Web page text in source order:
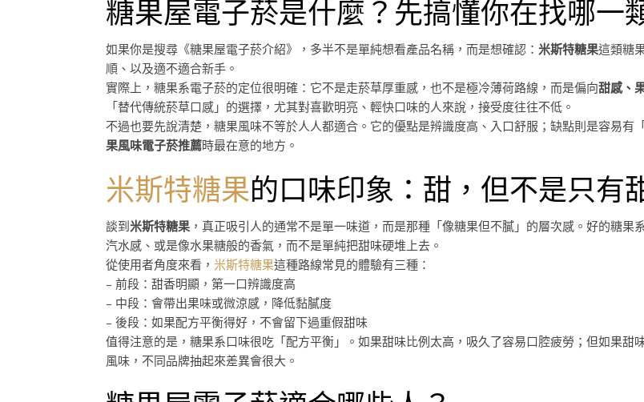
糖果屋電子菸是什麼？先搞懂你在找哪一
如果你是搜尋《糖果屋電子菸介紹》，多半不是單純想看產品名稱，而是想確認： 米斯特糖果這類糖
順、以及適不適合新手。
實際上，糖果系電子菸的定位很明確：它不是走菸草厚重感，也不是極冷薄荷路線，而是偏向甜感、
「替代傳統菸草口感」的選擇，尤其對喜歡明亮、輕快口味的人來說，接受度往往不低。
不過也要先說清楚，糖果風味不等於人人都適合。它的優點是辨識度高、入口舒服；缺點則是容易
果風味電子菸推薦時最在意的地方。
米斯特糖果的口味印象：甜，但不是只有
談到米斯特糖果 ，真正吸引人的通常不是單一味道，而是那種「像糖果但不膩」的層次感。好的糖
汽水感、或是像水果糖般的香氣，而不是單純把甜味硬堆上去。
從使用者角度來看， 米斯特糖果這種路線常見的體驗有三種：
– 前段：甜香明顯，第一口辨識度高
– 中段：會帶出果味或微涼感，降低黏膩度
– 後段：如果配方平衡得好，不會留下過重假甜味
值得注意的是，糖果系口味很吃「配方平衡」。如果甜味比例太高，吸久了容易口腔疲勞；但如果
風味，不同品牌抽起來差異會很大。